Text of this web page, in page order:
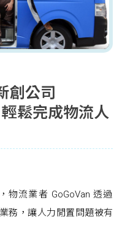
創公司
鬆完成物流人
物流業者 GoGoVan 透過
務，讓人力閒置問題被有